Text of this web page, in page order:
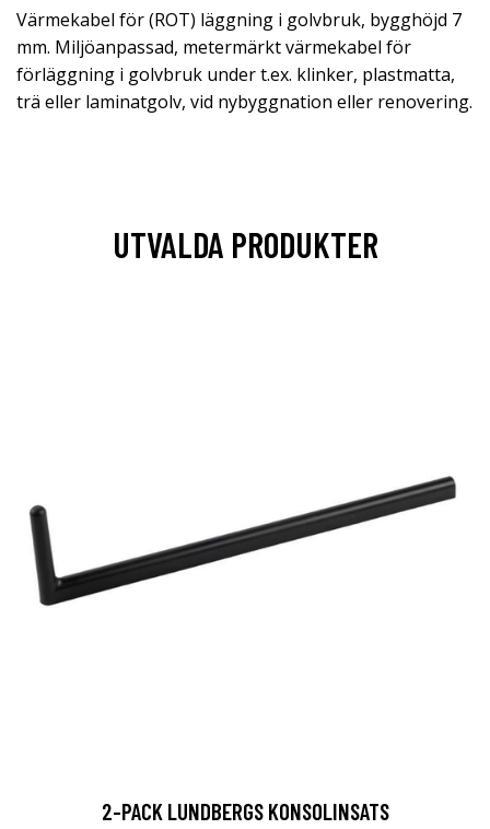
Värmekabel för (ROT) läggning i golvbruk, bygghöjd 7
mm. Miljöanpassad, metermärkt värmekabel för
förläggning i golvbruk under t.ex. klinker, plastmatta,
trä eller laminatgolv, vid nybyggnation eller renovering.
UTVALDA PRODUKTER
2-PACK LUNDBERGS KONSOLINSATS